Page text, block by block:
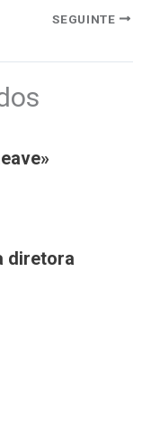
SEGUINTE
diretora